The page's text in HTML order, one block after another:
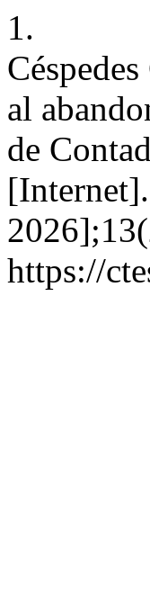
1.
al
de
https://